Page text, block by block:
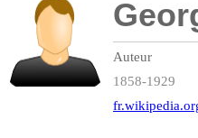
Auteur
1858-1929